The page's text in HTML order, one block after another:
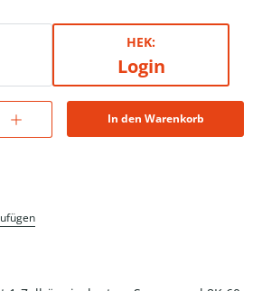
HEK:
Login
In den Warenkorb